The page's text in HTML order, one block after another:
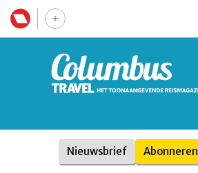
Nieuwsbrief Abonneren